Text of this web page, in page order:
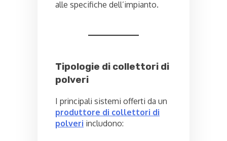
alle specifiche dell’impianto.
Tipologie di collettori di
polveri
I principali sistemi offerti da un
produttore di collettori di
polveri includono: